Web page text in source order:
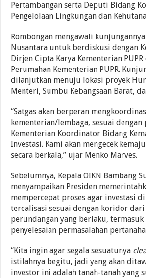
Pertambangan serta Deputi Bidang
Pengelolaan Lingkungan dan
Rombongan mengawali
Nusantara untuk berdiskusi dengan
Dirjen Cipta Karya Kementerian
Perumahan Kementerian PUPR.
dilanjutkan menuju lokasi proyek
Menteri, Sumbu Kebangsaan Barat,
“Satgas akan berperan
kementerian/lembaga, sesuai dengan
Kementerian Koordinator Bidang
Investasi. Kami akan mengecek
secara berkala,” ujar Menko Marves.
Sebelumnya, Kepala OIKN Bambang
menyampaikan Presiden
mempercepat proses agar investasi
terealisasi sesuai dengan koridor
perundangan yang berlaku,
penyelesaian permasalahan
“Kita ingin agar segala sesuatunya
istilahnya begitu, jadi yang akan
investor ini adalah tanah-tanah yang